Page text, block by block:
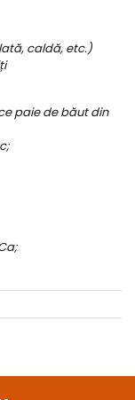
caldă, etc.)
paie de băut din